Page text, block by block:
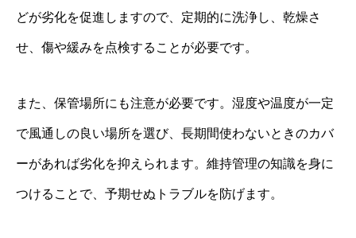
どが劣化を促進しますので、定期的に洗浄し、乾燥さ
せ、傷や緩みを点検することが必要です。
また、保管場所にも注意が必要です。湿度や温度が一定
で風通しの良い場所を選び、長期間使わないときのカバ
ーがあれば劣化を抑えられます。維持管理の知識を身に
つけることで、予期せぬトラブルを防げます。